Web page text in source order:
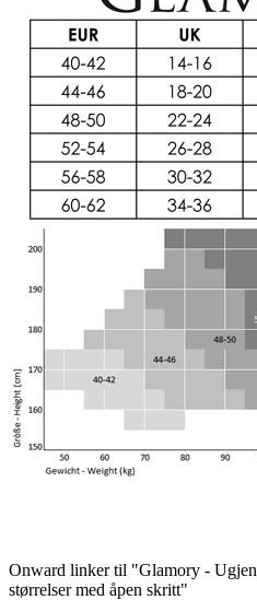
Onward linker til "Glamory -
størrelser med åpen skritt"